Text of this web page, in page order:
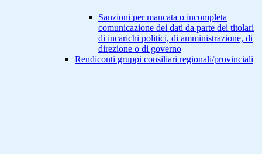
Sanzioni per mancata o incompleta
comunicazione dei dati da parte dei titolari
di incarichi politici, di amministrazione, di
direzione o di governo
Rendiconti gruppi consiliari regionali/provinciali